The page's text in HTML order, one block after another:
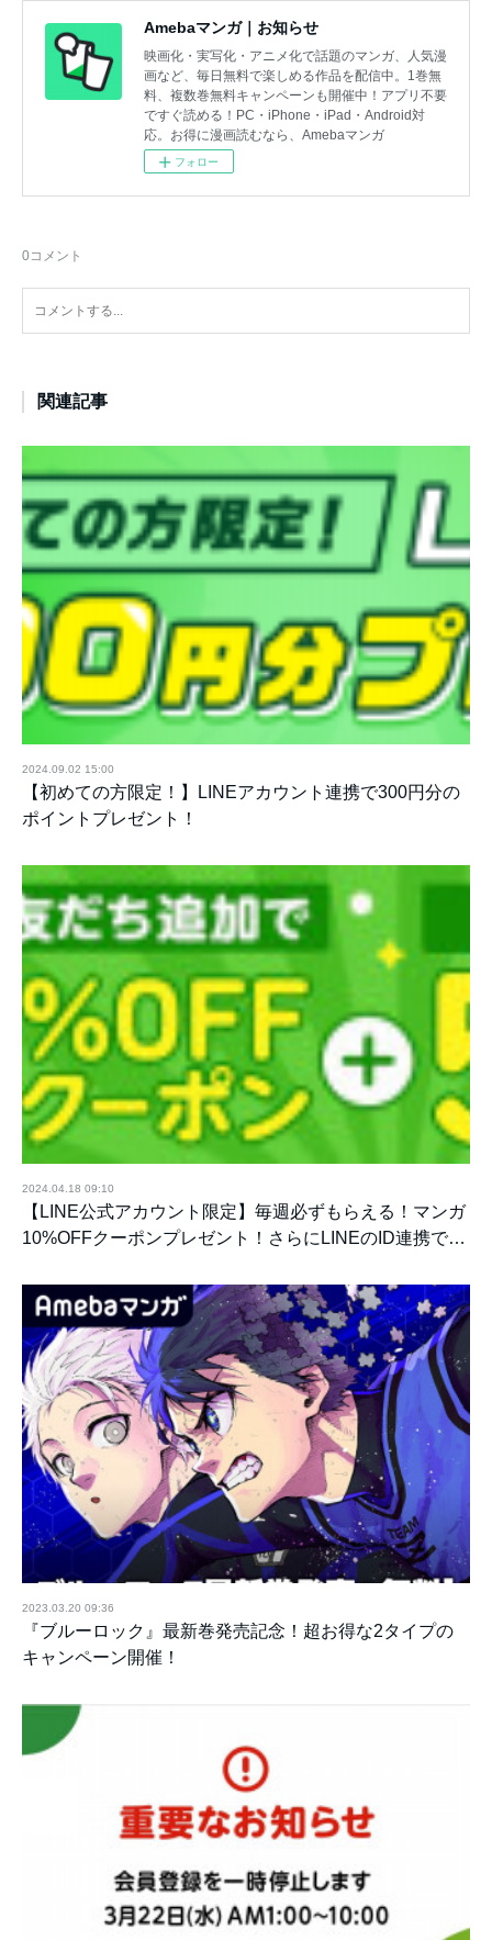
Amebaマンガ｜お知らせ
映画化・実写化・アニメ化で話題のマンガ、人気漫
画など、毎日無料で楽しめる作品を配信中。1巻無
料、複数巻無料キャンペーンも開催中！アプリ不要
ですぐ読める！PC・iPhone・iPad・Android対
応。お得に漫画読むなら、Amebaマンガ
フォロー
0コメント
関連記事
2024.09.02 15:00
【初めての方限定！】LINEアカウント連携で300円分の
ポイントプレゼント！
2024.04.18 09:10
【LINE公式アカウント限定】毎週必ずもらえる！マンガ
10%OFFクーポンプレゼント！さらにLINEのID連携で…
2023.03.20 09:36
『ブルーロック』最新巻発売記念！超お得な2タイプの
キャンペーン開催！